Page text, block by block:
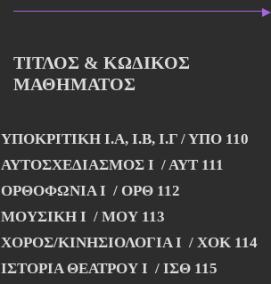
ΤΙΤΛΟΣ & ΚΩΔΙΚΟΣ
ΜΑΘΗΜΑΤΟΣ
ΥΠΟΚΡΙΤΙΚΗ Ι.Α, Ι.Β, Ι.Γ / ΥΠΟ 110
ΑΥΤΟΣΧΕΔΙΑΣΜΟΣ Ι / ΑΥΤ 111
ΟΡΘΟΦΩΝΙΑ Ι / ΟΡΘ 112
ΜΟΥΣΙΚΗ Ι / ΜΟΥ 113
ΧΟΡΟΣ/ΚΙΝΗΣΙΟΛΟΓΙΑ Ι / ΧΟΚ
ΙΣΤΟΡΙΑ ΘΕΑΤΡΟΥ Ι / ΙΣΘ 115